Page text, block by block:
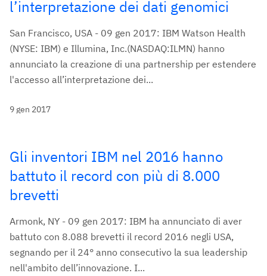
l’interpretazione dei dati genomici
San Francisco, USA - 09 gen 2017: IBM Watson Health
(NYSE: IBM) e Illumina, Inc.(NASDAQ:ILMN) hanno
annunciato la creazione di una partnership per estendere
l'accesso all’interpretazione dei...
9 gen 2017
Gli inventori IBM nel 2016 hanno
battuto il record con più di 8.000
brevetti
Armonk, NY - 09 gen 2017: IBM ha annunciato di aver
battuto con 8.088 brevetti il record 2016 negli USA,
segnando per il 24° anno consecutivo la sua leadership
nell'ambito dell’innovazione. I...